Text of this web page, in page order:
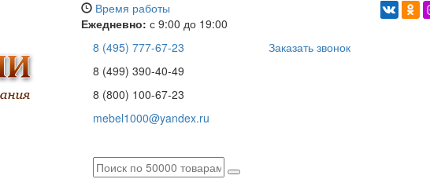
Время работы
Ежедневно: с 9:00 до 19:00
8 (495) 777-67-23
8 (499) 390-40-49
8 (800) 100-67-23
mebel1000@yandex.ru
Заказать звонок